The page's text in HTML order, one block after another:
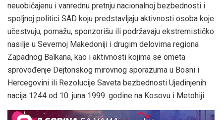
neuobičajenu i vanrednu pretnju nacionalnoj bezbednosti i
spoljnoj politici SAD koju predstavljaju aktivnosti osoba koje
učestvuju, pomažu, sponzorišu ili podržavaju ekstremističko
nasilje u Severnoj Makedoniji i drugim delovima regiona
Zapadnog Balkana, kao i aktivnosti kojima se ometa
sprovođenje Dejtonskog mirovnog sporazuma u Bosni i
Hercegovini ili Rezolucije Saveta bezbednosti Ujedinjenih
nacija 1244 od 10. juna 1999. godine na Kosovu i Metohiji.